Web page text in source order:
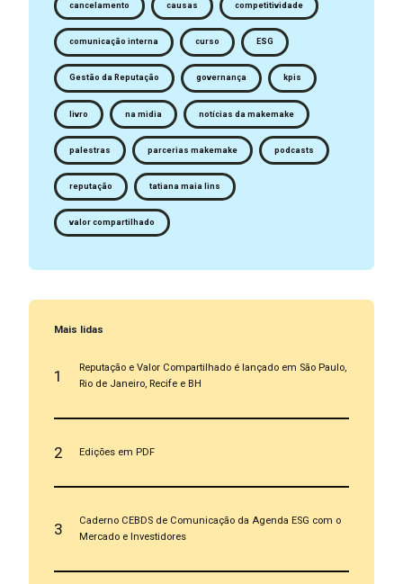
cancelamento causas competitividade
comunicação interna curso ESG
Gestão da Reputação governança kpis
livro na midia notícias da makemake
palestras parcerias makemake podcasts
reputação tatiana maia lins
valor compartilhado
Mais lidas
1
Reputação e Valor Compartilhado é lançado em São Paulo,
Rio de Janeiro, Recife e BH
2 Edições em PDF
3
Caderno CEBDS de Comunicação da Agenda ESG com o
Mercado e Investidores